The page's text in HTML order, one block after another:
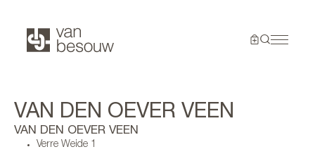
VAN DEN OEVER VEEN
VAN DEN OEVER VEEN
Verre Weide 1